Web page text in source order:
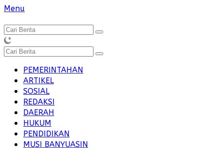
Langsung
konten
Menu
PEMERINTAHAN
ARTIKEL
SOSIAL
REDAKSI
DAERAH
HUKUM
PENDIDIKAN
MUSI BANYUASIN